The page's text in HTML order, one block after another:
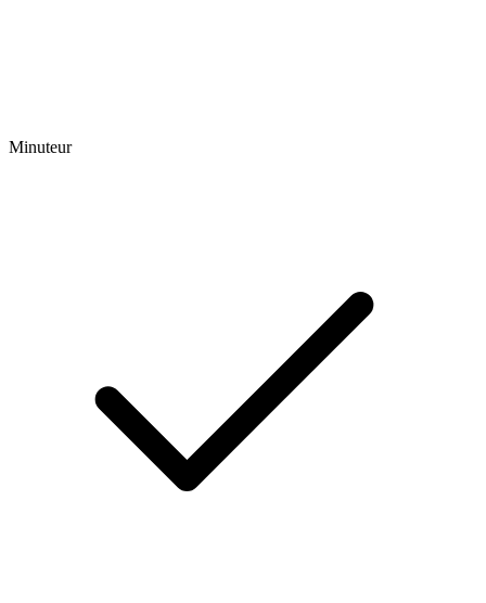
Minuteur